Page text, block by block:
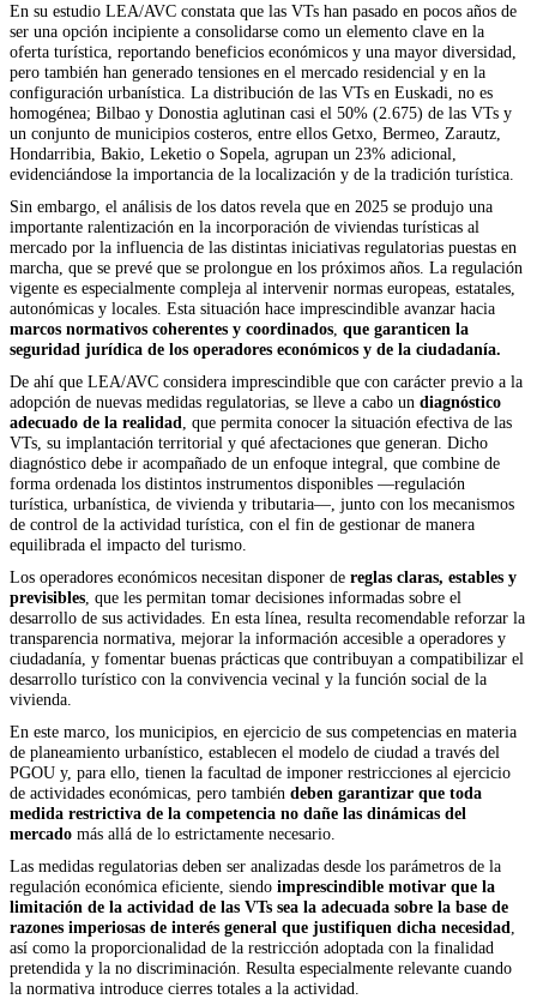
En su estudio LEA/AVC constata que las VTs han pasado en pocos años de
ser una opción incipiente a consolidarse como un elemento clave en la
oferta turística, reportando beneficios económicos y una mayor diversidad,
pero también han generado tensiones en el mercado residencial y en la
configuración urbanística. La distribución de las VTs en Euskadi, no es
homogénea; Bilbao y Donostia aglutinan casi el 50% (2.675) de las VTs y
un conjunto de municipios costeros, entre ellos Getxo, Bermeo, Zarautz,
Hondarribia, Bakio, Leketio o Sopela, agrupan un 23% adicional,
evidenciándose la importancia de la localización y de la tradición turística.
Sin embargo, el análisis de los datos revela que en 2025 se produjo una
importante ralentización en la incorporación de viviendas turísticas al
mercado por la influencia de las distintas iniciativas regulatorias puestas en
marcha, que se prevé que se prolongue en los próximos años. La regulación
vigente es especialmente compleja al intervenir normas europeas, estatales,
autonómicas y locales. Esta situación hace imprescindible avanzar hacia
marcos normativos coherentes y coordinados que garanticen la
seguridad jurídica de los operadores económicos y de la ciudadanía.
De ahí que LEA/AVC considera imprescindible que con carácter previo a la
adopción de nuevas medidas regulatorias, se lleve a cabo un diagnóstico
adecuado de la realidad , que permita conocer la situación efectiva de las
VTs, su implantación territorial y qué afectaciones que generan. Dicho
diagnóstico debe ir acompañado de un enfoque integral, que combine de
forma ordenada los distintos instrumentos disponibles —regulación
turística, urbanística, de vivienda y tributaria—, junto con los mecanismos
de control de la actividad turística, con el fin de gestionar de manera
equilibrada el impacto del turismo.
Los operadores económicos necesitan disponer de reglas claras, estables y
previsibles , que les permitan tomar decisiones informadas sobre el
desarrollo de sus actividades. En esta línea, resulta recomendable reforzar la
transparencia normativa, mejorar la información accesible a operadores y
ciudadanía, y fomentar buenas prácticas que contribuyan a compatibilizar el
desarrollo turístico con la convivencia vecinal y la función social de la
vivienda.
En este marco, los municipios, en ejercicio de sus competencias en materia
de planeamiento urbanístico, establecen el modelo de ciudad a través del
PGOU y, para ello, tienen la facultad de imponer restricciones al ejercicio
de actividades económicas, pero también deben garantizar que toda
medida restrictiva de la competencia no dañe las dinámicas del
mercado más allá de lo estrictamente necesario.
Las medidas regulatorias deben ser analizadas desde los parámetros de la
regulación económica eficiente, siendo imprescindible motivar que la
limitación de la actividad de las VTs sea la adecuada sobre la base de
razones imperiosas de interés general que justifiquen dicha necesidad
así como la proporcionalidad de la restricción adoptada con la finalidad
pretendida y la no discriminación. Resulta especialmente relevante cuando
la normativa introduce cierres totales a la actividad.